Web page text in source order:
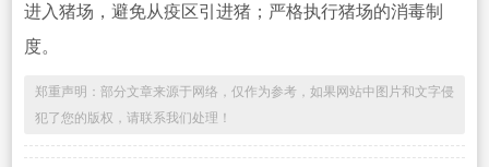
进入猪场，避免从疫区引进猪；严格执行猪场的消毒制
度。
郑重声明：部分文章来源于网络，仅作为参考，如果网站中图片和文字侵
犯了您的版权，请联系我们处理！